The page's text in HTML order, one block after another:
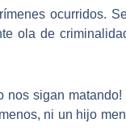
ocurridos.
ola de
nos sigan matando!
ni un hijo